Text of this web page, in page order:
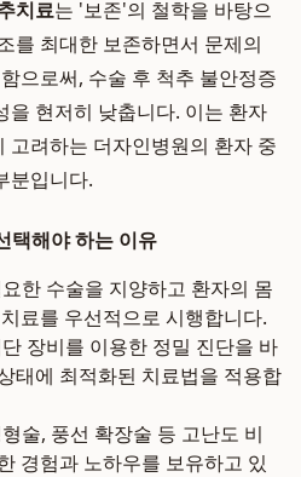
치료는 '보존'의 철학을 바탕으
를 최대한 보존하면서 문제의
으로써, 수술 후 척추 불안정증
을 현저히 낮춥니다. 이는 환자
고려하는 더자인병원의 환자 중
분입니다.
택해야 하는 이유
한 수술을 지양하고 환자의 몸
료를 우선적으로 시행합니다.
장비를 이용한 정밀 진단을 바
태에 최적화된 치료법을 적용합
술, 풍선 확장술 등 고난도 비
경험과 노하우를 보유하고 있